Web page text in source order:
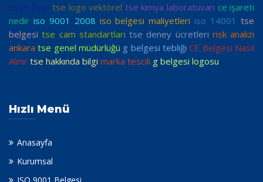
birim fiyat tse logo vektörel tse kimya laboratuvarı ce işareti
nedir iso 9001 2008 iso belgesi maliyetleri iso 14001 tse
belgesi tse cam standartları tse deney ücretleri risk analizi
ankara tse genel müdürlüğü g belgesi tebliği CE Belgesi Nasıl
Alınır tse hakkında bilgi marka tescili g belgesi logosu
Hızlı Menü
Anasayfa
Kurumsal